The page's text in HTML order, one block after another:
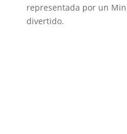
representada por un
divertido.